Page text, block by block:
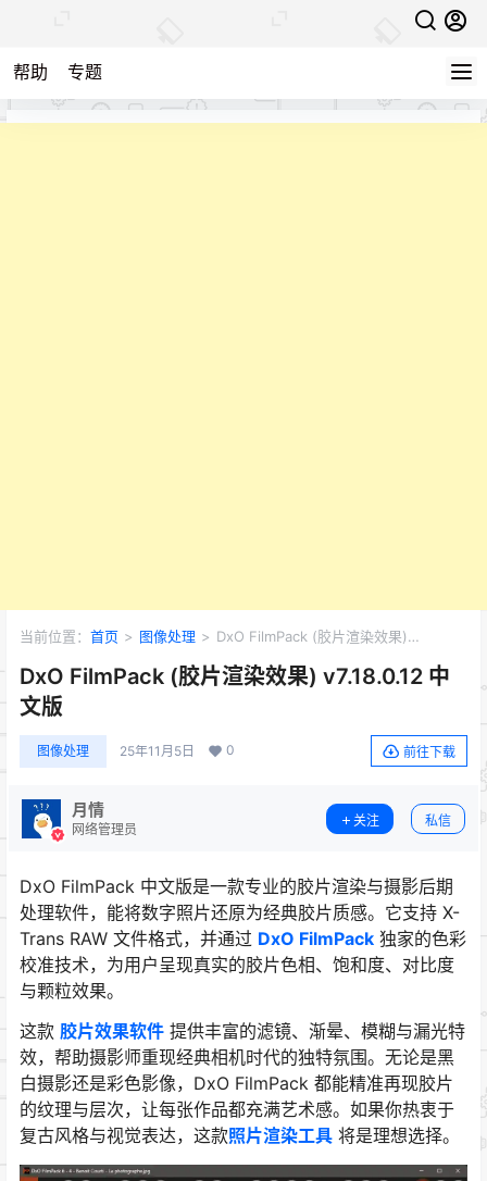
帮助 专题
当前位置： 首页 > 图像处理 > DxO FilmPack (胶片渲染效果)
DxO FilmPack (胶片渲染效果) v7.18.0.12 中
文版
图像处理 25年11月5日 0 前往下载
月情
网络管理员
关注 私信
DxO FilmPack 中文版是一款专业的胶片渲染与摄影后期
处理软件，能将数字照片还原为经典胶片质感。它支持 X-
Trans RAW 文件格式，并通过 DxO FilmPack 独家的色彩
校准技术，为用户呈现真实的胶片色相、饱和度、对比度
与颗粒效果。
这款 胶片效果软件 提供丰富的滤镜、渐晕、模糊与漏光特
效，帮助摄影师重现经典相机时代的独特氛围。无论是黑
白摄影还是彩色影像，DxO FilmPack 都能精准再现胶片
的纹理与层次，让每张作品都充满艺术感。如果你热衷于
复古风格与视觉表达，这款照片渲染工具 将是理想选择。